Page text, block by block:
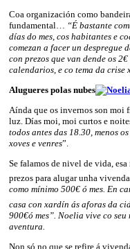
Coa organización como
fundamental…
“É bastante
días do mes, cos habitantes e
comezan a facer un despregue
con prezos que van dende os
calendarios, e co tema da
Alugueres polas nubes
Aínda que os invernos son moi
luz. Días moi, moi curtos e
todos antes das 18.30, menos
xoves e venres”.
Se falamos de nivel de vida,
prezos para alugar unha
como mínimo 500€ ó mes. En
casa con xardín ás aforas da
900€ó mes”. Noelia vive co
aventura.
Non só no que se refire á